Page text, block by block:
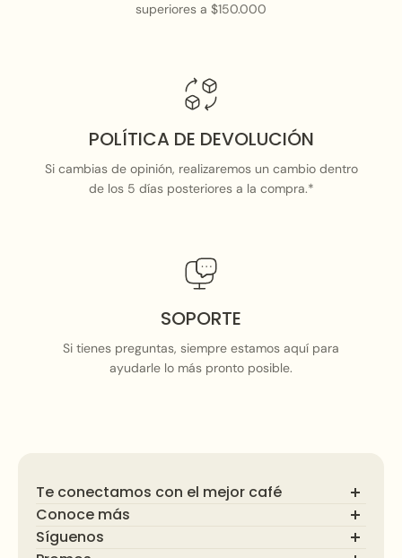
superiores a $150.000
POLÍTICA DE DEVOLUCIÓN
Si cambias de opinión, realizaremos un cambio dentro
de los 5 días posteriores a la compra.*
SOPORTE
Si tienes preguntas, siempre estamos aquí para
ayudarle lo más pronto posible.
Te conectamos con el mejor café
Conoce más
Preguntas Frecuentes
Síguenos